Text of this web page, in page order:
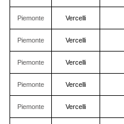
Piemonte Vercelli
Piemonte Vercelli
Piemonte Vercelli
Piemonte Vercelli
Piemonte Vercelli